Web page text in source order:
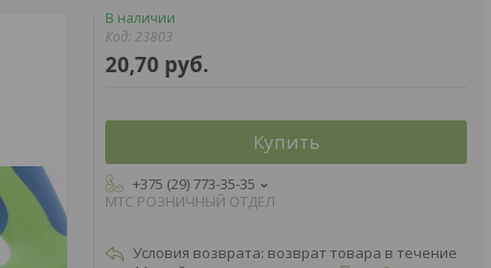
В наличии
Код: 23803
20,70 руб.
Купить
+375 (29) 773-35-35
МТС РОЗНИЧНЫЙ ОТДЕЛ
возврат товара в течение